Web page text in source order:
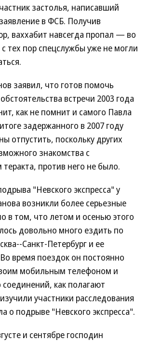
застолья, написавший
в ФСБ. Получив
ваххабит навсегда пропал — во
с тех пор спецслужбы уже не могли
заявил, что готов помочь
встречи 2003 года
как не помнит и самого Павла
задержанного в 2007 году
отпустить, поскольку других
знакомства с
теракта, против него не было.
"Невского экспресса" у
возникли более серьезные
в том, что летом и осенью этого
довольно много ездить по
Санкт-Петербург и ее
время поездок он постоянно
мобильным телефоном и
соединений, как полагают
участники расследования
о подрыве "Невского экспресса".
и сентябре господин